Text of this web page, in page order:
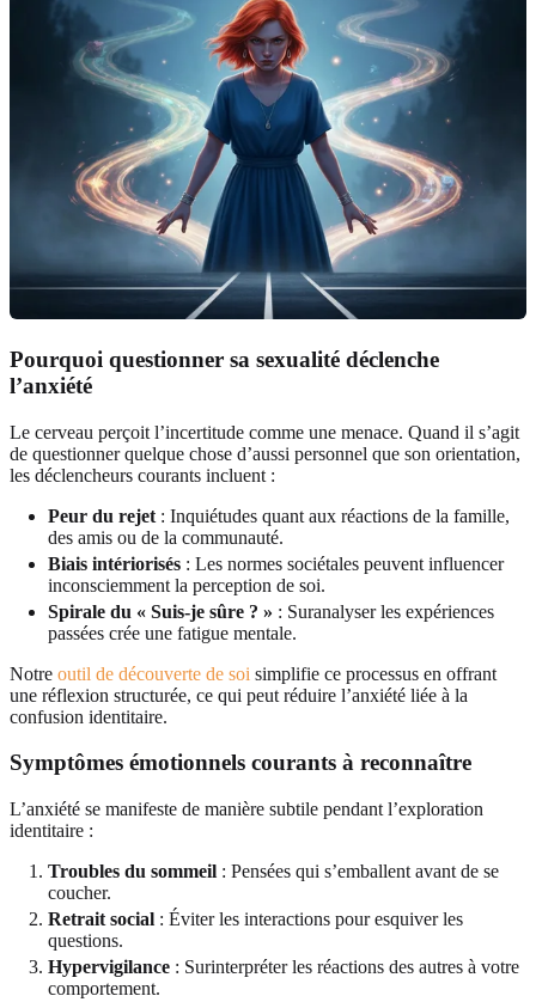
Pourquoi questionner sa sexualité déclenche
l’anxiété
Le cerveau perçoit l’incertitude comme une menace. Quand il s’agit
de questionner quelque chose d’aussi personnel que son orientation,
les déclencheurs courants incluent :
Peur du rejet : Inquiétudes quant aux réactions de la famille,
des amis ou de la communauté.
Biais intériorisés : Les normes sociétales peuvent influencer
inconsciemment la perception de soi.
Spirale du « Suis-je sûre ? » : Suranalyser les expériences
passées crée une fatigue mentale.
Notre outil de découverte de soi simplifie ce processus en offrant
une réflexion structurée, ce qui peut réduire l’anxiété liée à la
confusion identitaire.
Symptômes émotionnels courants à reconnaître
L’anxiété se manifeste de manière subtile pendant l’exploration
identitaire :
Troubles du sommeil : Pensées qui s’emballent avant de se
coucher.
Retrait social : Éviter les interactions pour esquiver les
questions.
Hypervigilance : Surinterpréter les réactions des autres à votre
comportement.